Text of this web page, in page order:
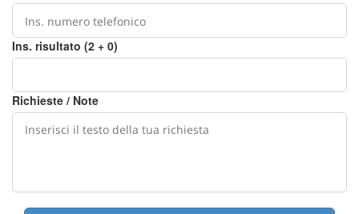
Ins. risultato (2 + 0)
Richieste / Note